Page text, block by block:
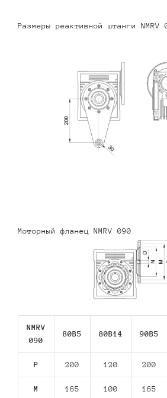
Размеры реактивной штанги NMRV
Моторный фланец NMRV 090
NMRV
090
80В5 80В14 90В5
P 200 120 200
M 165 100 165